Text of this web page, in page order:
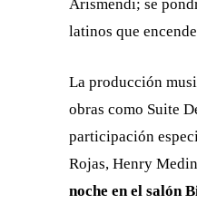
Arismendi; se
latinos que
La producción
obras como Suite
participación
Rojas, Henry
noche en el salón